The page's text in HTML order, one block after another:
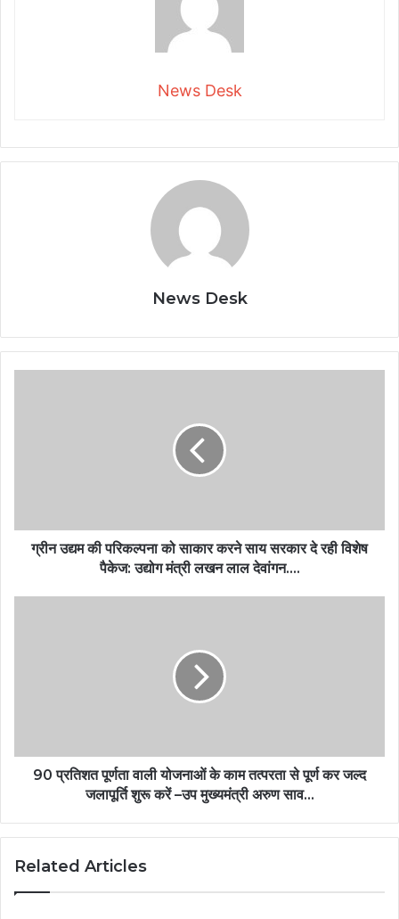
News Desk
News Desk
ग्रीन उद्यम की परिकल्पना को साकार करने साय सरकार दे रही विशेष
पैकेज: उद्योग मंत्री लखन लाल देवांगन….
90 प्रतिशत पूर्णता वाली योजनाओं के काम तत्परता से पूर्ण कर जल्द
जलापूर्ति शुरू करें –उप मुख्यमंत्री अरुण साव…
Related Articles